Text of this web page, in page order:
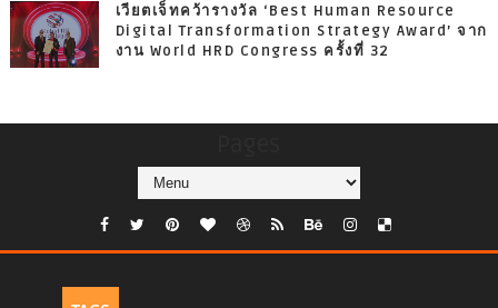
เวียตเจ็ทคว้ารางวัล ‘Best Human Resource
Digital Transformation Strategy Award’ จาก
งาน World HRD Congress ครั้งที่ 32